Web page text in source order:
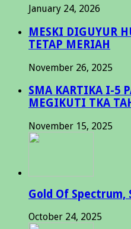
January 24, 2026
MESKI DIGUYUR
TETAP MERIAH
November 26, 2025
SMA KARTIKA I-5
MEGIKUTI TKA
November 15, 2025
Gold Of Spectrum,
October 24, 2025